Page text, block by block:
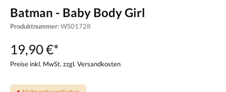
Batman - Baby Body Girl
Produktnummer:WS01728
19,90 €*
Preise inkl. MwSt. zzgl. Versandkosten